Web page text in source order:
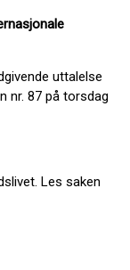
uttalelse
nr. 87 på torsdag
Les saken